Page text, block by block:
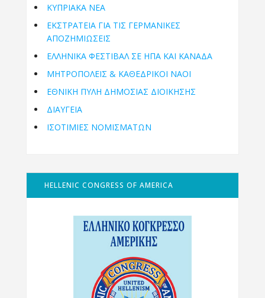
ΚΥΠΡΙΑΚΑ ΝΕΑ
ΕΚΣΤΡΑΤΕΙΑ ΓΙΑ ΤΙΣ ΓΕΡΜΑΝΙΚΕΣ
ΑΠΟΖΗΜΙΩΣΕΙΣ
ΕΛΛΗΝΙΚΆ ΦΕΣΤΙΒΆΛ ΣΕ ΗΠΑ ΚΑΙ ΚΑΝΑΔΑ
ΜΗΤΡΟΠΌΛΕΙΣ & ΚΑΘΕΔΡΙΚΟΊ ΝΑΟΊ
ΕΘΝΙΚΉ ΠΎΛΗ ΔΗΜΌΣΙΑΣ ΔΙΟΊΚΗΣΗΣ
ΔΙΑΥΓΕΙΑ
ΙΣΟΤΙΜΙΕΣ ΝΟΜΙΣΜΑΤΩΝ
HELLENIC CONGRESS OF AMERICA